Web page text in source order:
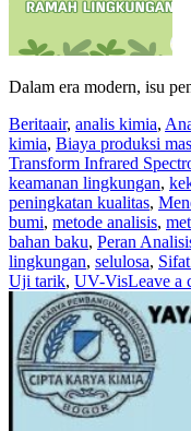
Dalam era modern, isu
Beritaair, analis kimia,
kimia, Biaya produksi
Transform Infrared
keamanan lingkungan,
peningkatan kualitas,
bumi, metode analisis,
bahan baku, Peran
lingkungan, selulosa,
Uji tarik, UV-VisLeave a